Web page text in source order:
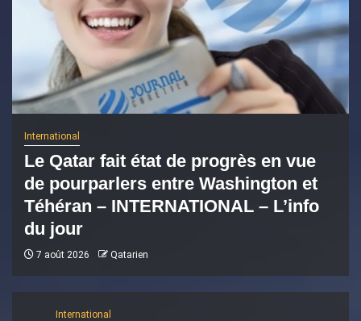
International
International
Le Qatar fait état de progrès en vue
de pourparlers entre Washington et
Téhéran – INTERNATIONAL – L’info
du jour
7 août 2026 Qatarien